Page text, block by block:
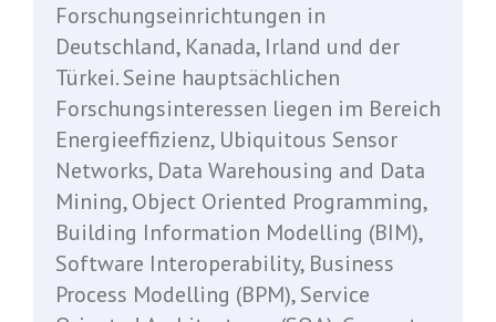
Forschungseinrichtungen in
Deutschland, Kanada, Irland und der
Türkei. Seine hauptsächlichen
Forschungsinteressen liegen im Bereich
Energieeffizienz, Ubiquitous Sensor
Networks, Data Warehousing and Data
Mining, Object Oriented Programming,
Building Information Modelling (BIM),
Software Interoperability, Business
Process Modelling (BPM), Service